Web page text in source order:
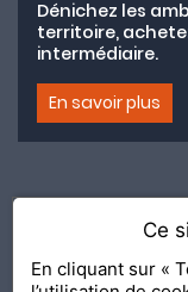
Dénichez les
territoire,
intermédiaire.
En savoir plus
Adhésion au
Ce
En cliquant sur «